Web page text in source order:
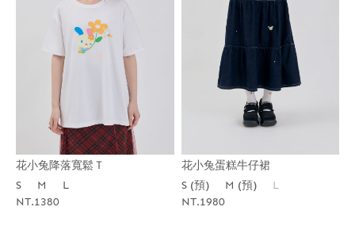
花小兔降落寬鬆Ｔ
S
M
L
NT.1380
花小兔蛋糕牛仔裙
S (預)
M (預)
L
NT.1980